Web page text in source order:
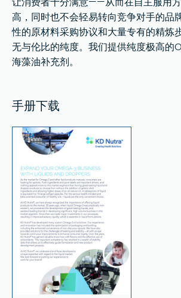
高，同时也不会轻易转向竞争对手的品
性的原材料采购协议和大量专有的精炼
无与伦比的纯度。我们提供纯度极高
海藻油补充剂。
手册下载